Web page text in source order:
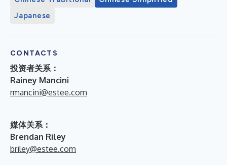
Japanese
CONTACTS
投资者关系：
Rainey Mancini
rmancini@estee.com
媒体关系：
Brendan Riley
briley@estee.com